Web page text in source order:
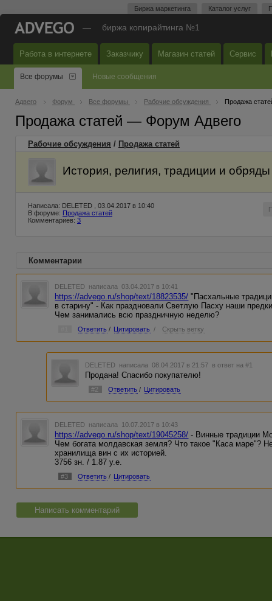
Биржа маркетинга Каталог услуг
— биржа копирайтинга №1
Работа в интернете Заказчику Магазин статей Сервис
Все форумы Новые сообщения
Адвего Форум Все форумы Рабочие обсуждения Продажа
Продажа статей — Форум Адвего
Рабочие обсуждения / Продажа статей
История, религия, традиции и обряды
Написала: DELETED , 03.04.2017 в 10:40
В форуме: Продажа статей
Комментариев: 3
Комментарии
DELETED написала 03.04.2017 в 10:41
https://advego.ru/shop/text/18823535/ "Пасхальные
в старину" - Как праздновали Светлую Пасху наши
Чем занимались всю праздничную неделю?
Ответить / Цитировать / Скрыть ветку
DELETED написала 08.04.2017 в 21:57 в ответ на #1
Продана! Спасибо покупателю!
#2 Ответить / Цитировать
DELETED написала 10.07.2017 в 10:43
https://advego.ru/shop/text/19045258/ - Винные традиции
Чем богата молдавская земля? Что такое "Каса маре"?
хранилища вин с их историей.
3756 зн. / 1.87 у.е.
#3 Ответить / Цитировать
Написать комментарий